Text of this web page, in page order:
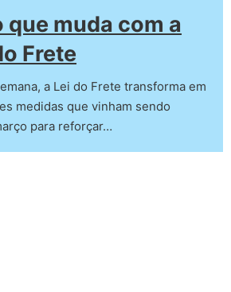
que muda com a
Frete
a Lei do Frete transforma em
medidas que vinham sendo
para reforçar…